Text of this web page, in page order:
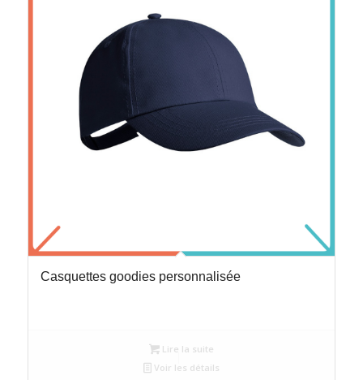
Casquettes goodies personnalisée
Lire la suite
Voir les détails